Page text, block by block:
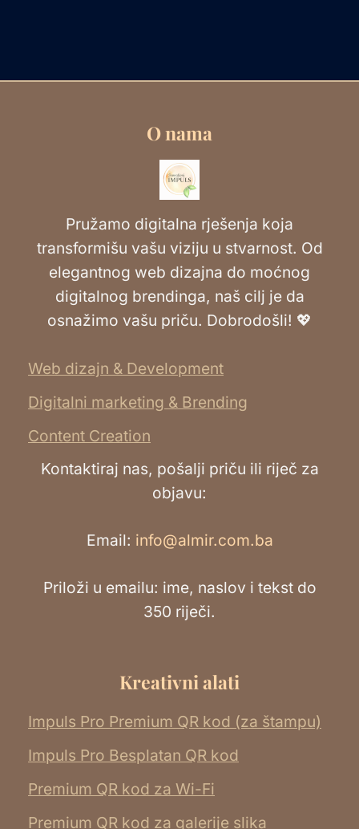
O nama
Pružamo digitalna rješenja koja
transformišu vašu viziju u stvarnost. Od
elegantnog web dizajna do moćnog
digitalnog brendinga, naš cilj je da
osnažimo vašu priču. Dobrodošli! 💖
Web dizajn & Development
Digitalni marketing & Brending
Content Creation
Kontaktiraj nas, pošalji priču ili riječ za
objavu:
Email: info@almir.com.ba
Priloži u emailu: ime, naslov i tekst do
350 riječi.
Kreativni alati
Impuls Pro Premium QR kod (za štampu)
Impuls Pro Besplatan QR kod
Premium QR kod za Wi-Fi
Premium QR kod za galerije slika